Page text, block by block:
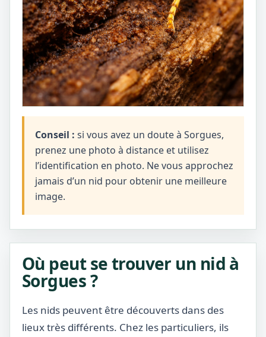
Conseil : si vous avez un doute à Sorgues,
prenez une photo à distance et utilisez
l’identification en photo. Ne vous approchez
jamais d’un nid pour obtenir une meilleure
image.
Où peut se trouver un nid à
Sorgues ?
Les nids peuvent être découverts dans des
lieux très différents. Chez les particuliers, ils